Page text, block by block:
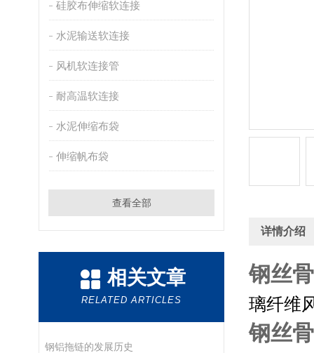
硅胶布伸缩软连接
水泥输送软连接
风机软连接管
耐高温软连接
水泥伸缩布袋
伸缩帆布袋
查看全部
相关文章
RELATED ARTICLES
钢铝拖链的发展历史
详情介绍
钢丝
璃纤维
钢丝